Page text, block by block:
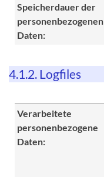
Speicherdauer der
personenbezogenen
Daten:
4.1.2. Logfiles
Verarbeitete
personenbezogene
Daten: